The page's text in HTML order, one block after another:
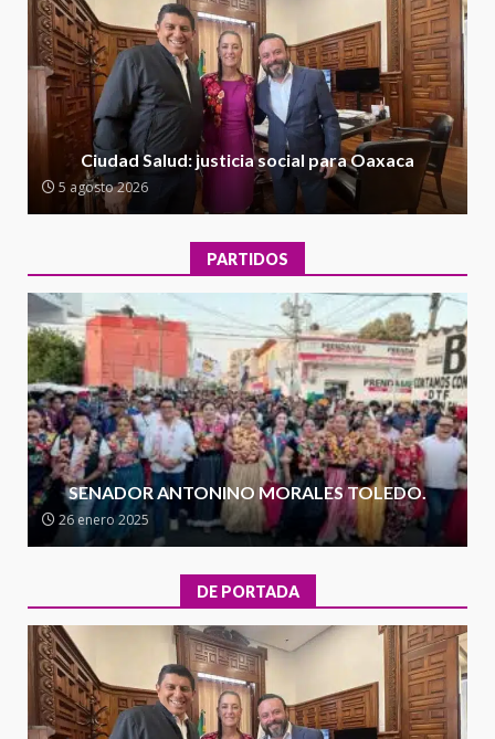
2
Ciudad Salud: justicia social para
Oaxaca
5 agosto 2026
3
Encuentro de Ariadna Montiel
con el Gobernador Salomón Jara
Cruz reafirma la consolidación
de la transformación en
territorio oaxaqueño
30 julio 2026
4
presencia institucional en San
Juan Mazatlán
20 julio 2026
5
Sanciona Municipio de Oaxaca
de Juárez caso de maltrato
animal tras denuncia ciudadana
16 julio 2026
6
Detienen a Ernesto Ruffo en Baja
California; FGR lo investiga por
presuntos delitos de
contrabando
16 julio 2026
Sin paso carretera Oaxaca-
Ciudad Salud: justicia social para Oaxaca
5 agosto 2026
PARTIDOS
SENADOR ANTONINO MORALES TOLEDO.
26 enero 2025
DE PORTADA